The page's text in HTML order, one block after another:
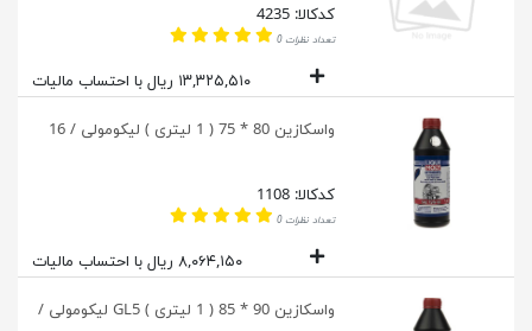
کدکالا: 4235
تعداد نظرات 0
۱۳,۳۲۵,۵۱۰ ریال با احتساب مالیات
واسکازین 80 * 75 ( 1 لیتری ) لیکومولی / 16
کدکالا: 1108
تعداد نظرات 0
۸,۰۶۴,۱۵۰ ریال با احتساب مالیات
واسکازین 90 * 85 ( 1 لیتری ) GL5 لیکومولی /